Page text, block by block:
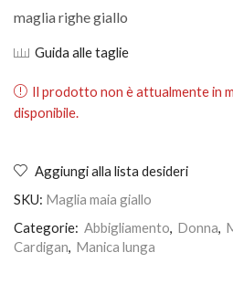
maglia righe giallo
Guida alle taglie
Il prodotto non è attualmente in
disponibile.
Aggiungi alla lista desideri
SKU: Maglia maia giallo
Categorie: Abbigliamento, Donna,
Cardigan, Manica lunga